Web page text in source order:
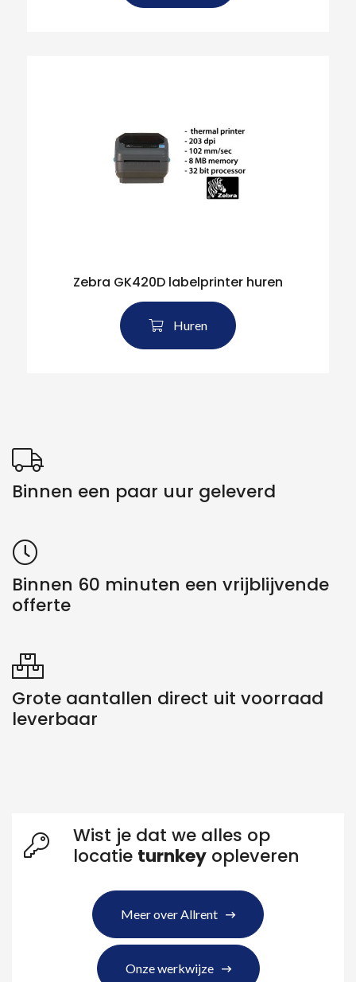
Zebra GK420D labelprinter huren
Huren
Binnen een paar uur geleverd
Binnen 60 minuten een vrijblijvende
offerte
Grote aantallen direct uit voorraad
leverbaar
Wist je dat we alles op
locatie turnkey opleveren
Meer over Allrent
Onze werkwijze